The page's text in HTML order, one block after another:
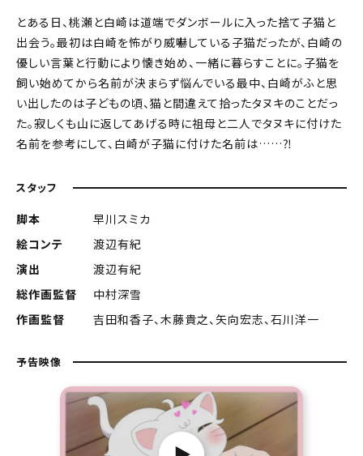
とある日、桃瀬と白崎は道端でダンボールに入った捨て子猫と
出会う。最初は白崎を怖がり威嚇している子猫だったが、白崎の
優しい言葉と行動により懐き始め、一緒に暮らすことに。子猫を
飼い始めてから名前が決まらず悩んでいる最中、白崎がふと思
い出したのは子どもの頃、猫と間違えて拾ったタヌキのことだっ
た。寂しくも山に返してあげる時に祖母と二人でタヌキに付けた
名前を参考にして、白崎が子猫に付けた名前は……⁈
スタッフ
脚本
早川スミカ
絵コンテ
渡辺有紀
演出
渡辺有紀
総作画監督
中村深雪
作画監督
吉田和香子、木藤貴之、矢向宏志、石川洋一
予告映像